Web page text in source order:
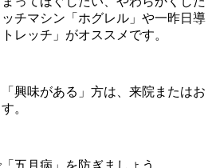
チマシン「ホグレル」や一昨日導
レッチ」がオススメです。
興味がある」方は、来院またはお
。
五月病」を防ぎましょう。